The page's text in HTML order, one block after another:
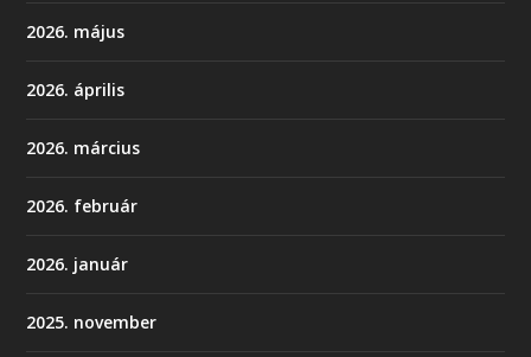
2026. május
2026. április
2026. március
2026. február
2026. január
2025. november